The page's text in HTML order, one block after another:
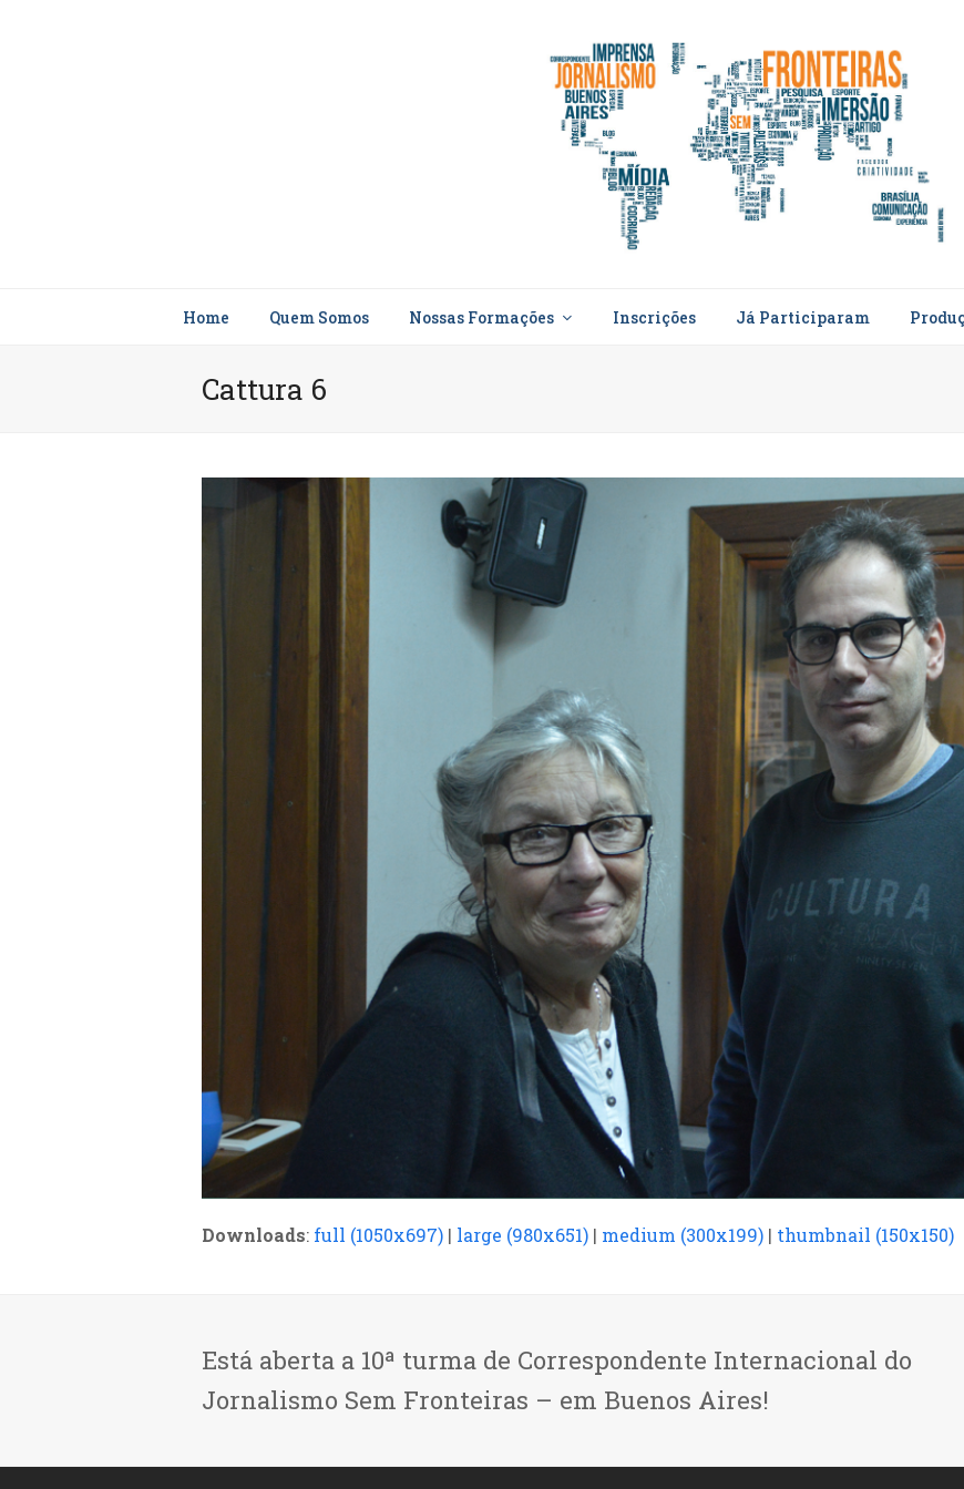
Home Quem Somos Nossas Formações Inscrições Já Participaram
Cattura 6
Downloads: full (1050x697) | large (980x651) | medium (300x199) | thumbnail (150x150)
Está aberta a 10ª turma de Correspondente Internacional do
Jornalismo Sem Fronteiras – em Buenos Aires!